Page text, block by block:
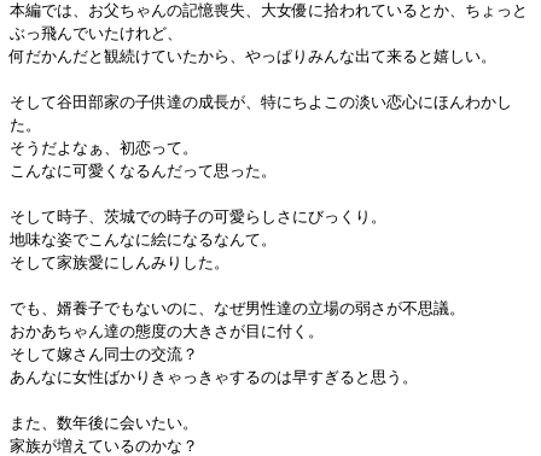
本編では、お父ちゃんの記憶喪失、大女優に拾われているとか、ちょっと
ぶっ飛んでいたけれど、
何だかんだと観続けていたから、やっぱりみんな出て来ると嬉しい。
そして谷田部家の子供達の成長が、特にちよこの淡い恋心にほんわかし
た。
そうだよなぁ、初恋って。
こんなに可愛くなるんだって思った。
そして時子、茨城での時子の可愛らしさにびっくり。
地味な姿でこんなに絵になるなんて。
そして家族愛にしんみりした。
でも、婿養子でもないのに、なぜ男性達の立場の弱さが不思議。
おかあちゃん達の態度の大きさが目に付く。
そして嫁さん同士の交流？
あんなに女性ばかりきゃっきゃするのは早すぎると思う。
また、数年後に会いたい。
家族が増えているのかな？